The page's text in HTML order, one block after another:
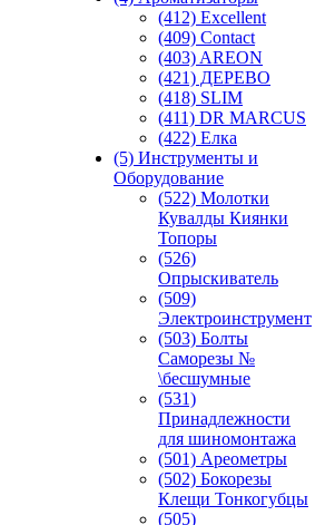
(412) Excellent
(409) Contact
(403) AREON
(421) ДЕРЕВО
(418) SLIM
(411) DR MARCUS
(422) Елка
(5) Инструменты и
Оборудование
(522) Молотки
Кувалды Киянки
Топоры
(526)
Опрыскиватель
(509)
Электроинструмент
(503) Болты
Саморезы №
\бесшумные
(531)
Принадлежности
для шиномонтажа
(501) Ареометры
(502) Бокорезы
Клещи Тонкогубцы
(505)